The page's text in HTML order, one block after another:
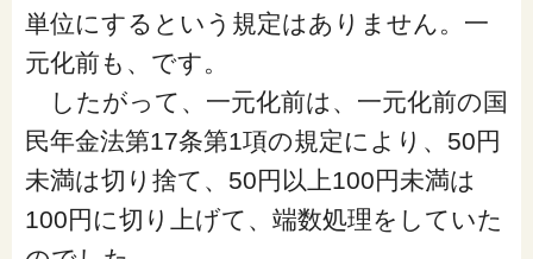
単位にするという規定はありません。一
元化前も、です。
したがって、一元化前は、一元化前の国
民年金法第17条第1項の規定により、50円
未満は切り捨て、50円以上100円未満は
100円に切り上げて、端数処理をしていた